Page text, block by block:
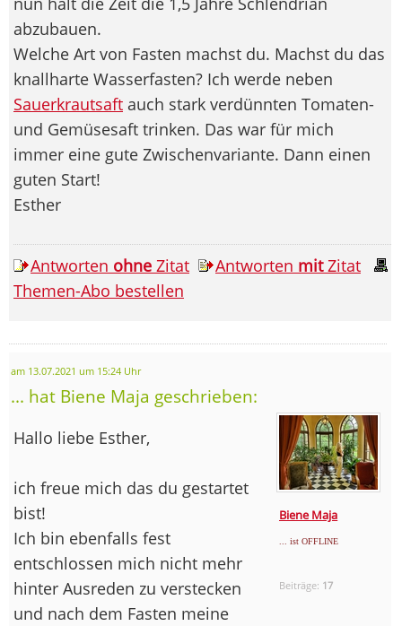
abzubauen.
Welche Art von Fasten machst du. Machst du das
knallharte Wasserfasten? Ich werde neben
Sauerkrautsaft auch stark verdünnten Tomaten-
und Gemüsesaft trinken. Das war für mich
immer eine gute Zwischenvariante. Dann einen
guten Start!
Esther
Antworten ohne Zitat Antworten mitZitat
Themen-Abo bestellen
am 13.07.2021 um 15:24 Uhr
... hat Biene Maja geschrieben:
Biene Maja
... ist OFFLINE
Beiträge: 17
Hallo liebe Esther,
ich freue mich das du gestartet
bist!
Ich bin ebenfalls fest
entschlossen mich nicht mehr
hinter Ausreden zu verstecken
und nach dem Fasten meine